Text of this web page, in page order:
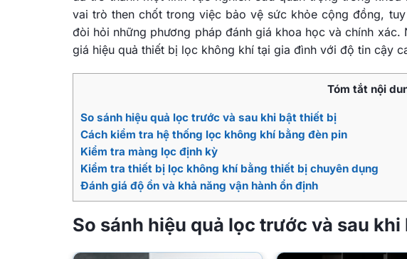
vai trò then chốt trong việc bảo vệ sức khỏe cộng đồng,
đòi hỏi những phương pháp đánh giá khoa học và chính
giá hiệu quả thiết bị lọc không khí tại gia đình với độ tin cậy
Tóm tắt nội
So sánh hiệu quả lọc trước và sau khi bật thiết bị
Cách kiểm tra hệ thống lọc không khí bằng đèn pin
Kiểm tra màng lọc định kỳ
Kiểm tra thiết bị lọc không khí bằng thiết bị chuyên dụng
Đánh giá độ ồn và khả năng vận hành ổn định
So sánh hiệu quả lọc trước và sau